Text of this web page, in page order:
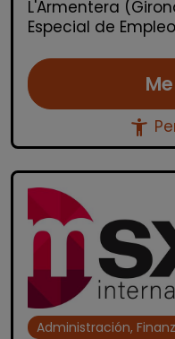
L'Armentera
Especial de
accessibility_new
Administración,